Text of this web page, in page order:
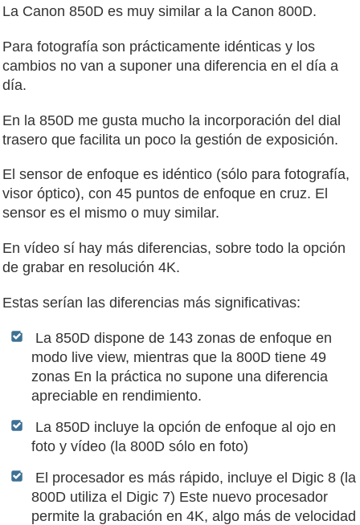
La Canon 850D es muy similar a la Canon 800D.
Para fotografía son prácticamente idénticas y los
cambios no van a suponer una diferencia en el día a
día.
En la 850D me gusta mucho la incorporación del dial
trasero que facilita un poco la gestión de exposición.
El sensor de enfoque es idéntico (sólo para fotografía,
visor óptico), con 45 puntos de enfoque en cruz. El
sensor es el mismo o muy similar.
En vídeo sí hay más diferencias, sobre todo la opción
de grabar en resolución 4K.
Estas serían las diferencias más significativas:
La 850D dispone de 143 zonas de enfoque en
modo live view, mientras que la 800D tiene 49
zonas En la práctica no supone una diferencia
apreciable en rendimiento.
La 850D incluye la opción de enfoque al ojo en
foto y vídeo (la 800D sólo en foto)
El procesador es más rápido, incluye el Digic 8 (la
800D utiliza el Digic 7) Este nuevo procesador
permite la grabación en 4K, algo más de velocidad